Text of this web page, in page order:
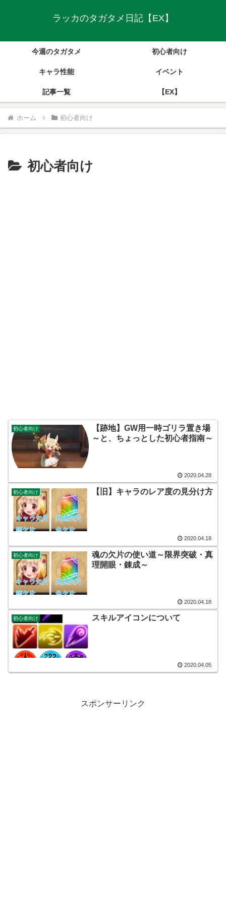
ラッカのタガタメ日記【EX】
今週のタガタメ 初心者向け
キャラ性能 イベント
記事一覧 【EX】
ホーム 初心者向け
初心者向け
初心者向け
【跡地】GW用一時ゴリラ置き場
～と、ちょっとした初心者指南～
2020.04.28
初心者向け 【旧】キャラのレア度の見分け方
2020.04.18
初心者向け
魂の欠片の使い道～限界突破・真
理開眼・錬成～
2020.04.18
初心者向け スキルアイコンについて
2020.04.05
スポンサーリンク